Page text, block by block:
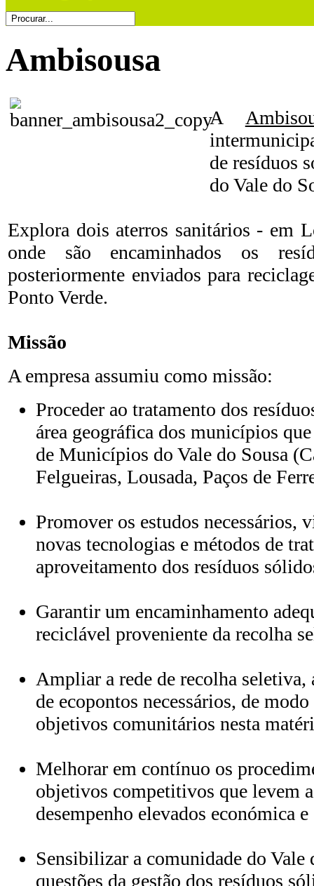
Ambisousa
A
de resíduos
do Vale do
Explora dois aterros sanitários - em
onde são encaminhados os
posteriormente enviados para
Ponto Verde.
Missão
A empresa assumiu como missão:
Proceder ao tratamento dos
área geográfica dos municípios
de Municípios do Vale do Sousa
Felgueiras, Lousada, Paços de
Promover os estudos necessários,
novas tecnologias e métodos de
aproveitamento dos resíduos
Garantir um encaminhamento
reciclável proveniente da recolha
Ampliar a rede de recolha seletiva,
de ecopontos necessários, de
objetivos comunitários nesta
Melhorar em contínuo os
objetivos competitivos que levem
desempenho elevados económica
Sensibilizar a comunidade do Vale
questões da gestão dos resíduos